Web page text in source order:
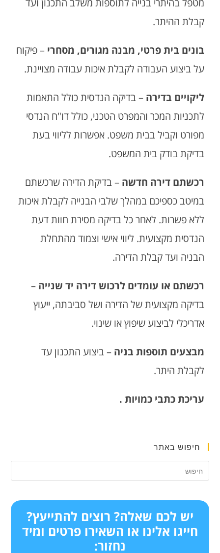
מטפל בהיתרי בנייה לתוספות משלב התכנון ועד
קבלת ההיתר.
בונים בית פרטי, מבנה מגורים, מסחרי – פיקוח
על ביצוע העבודה לקבלת איכות עבודה מצויינת.
ליקויים בדירה – בדיקה הנדסית כולל התאמות
לתכניות המכר והמפרט הטכני, כולל דו"ח הנדסי
מפורט וקביל בבית משפט. אפשרות לליווי בעת
בדיקת בודק בית המשפט.
רכשתם דירה חדשה– בדיקת הדירה שרכשתם
במיטב כספיכם במהלך שלבי הבנייה לקבלת איכות
ללא פשרות. לאחר כל בדיקה מסירת חוות דעת
הנדסית מקצועית. ליווי אישי וצמוד מהתחלת
הבניה ועד קבלת הדירה.
רכשתם או עומדים לרכוש דירה יד שנייה–
בדיקה מקצועית של הדירה ושל סביבתה, ייעוץ
אדריכלי לביצוע שיפוץ או שינוי.
מבצעים תוספות בניה – ביצוע התכנון עד
לקבלת היתר.
עריכת כתבי כמויות .
חיפוש באתר
יש לכם שאלה? רוצים להתייעץ?
חייגו אלינו או השאירו פרטים ומיד
נחזור: